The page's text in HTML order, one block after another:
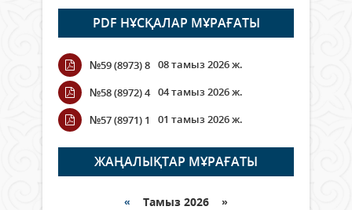
Open Air: Қызылорда облысы
полиция департаменті 20
мыңнан астам көрерменнің
қауіпсіздігін қамтамасыз етті
06 тамыз 2026 ж.
Wi-Fi ҚАБЫРҒА АРҚЫЛЫ ҚАЛАЙ
ӨТЕДІ?
06 тамыз 2026 ж. 279
граждане Казахстана,
PDF НҰСҚАЛАР МҰРАҒАТЫ
№59 (8973) 8 08 тамыз 2026 ж.
№58 (8972) 4 04 тамыз 2026 ж.
№57 (8971) 1
01 тамыз 2026 ж.
ЖАҢАЛЫҚТАР МҰРАҒАТЫ
« Тамыз 2026 »